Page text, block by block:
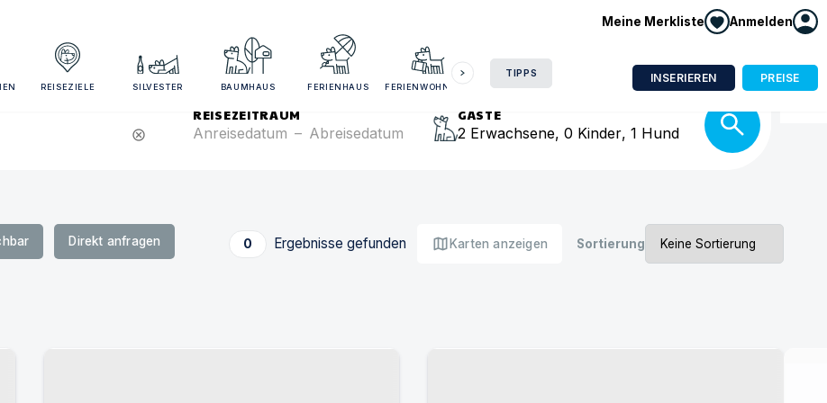
Meine Merkliste Anmelden
REISEZIELE SILVESTER BAUMHAUS FERIENHAUS FERIENWOHNUNG
TIPPS INSERIEREN PREISE
Reisezeitraum und Gästezahl angeben für bessere Suchergebnisse
cancel
REISEZEITRAUM
Anreisedatum – Abreisedatum
GÄSTE
2 Erwachsene, 0 Kinder, 1 Hund
Direkt anfragen 0 Ergebnisse gefunden mapKarten anzeigen Sortierung